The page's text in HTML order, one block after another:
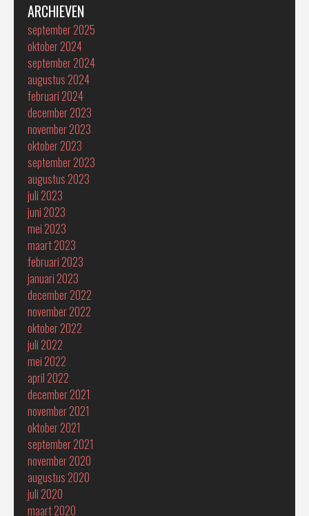
ARCHIEVEN
september 2025
oktober 2024
september 2024
augustus 2024
februari 2024
december 2023
november 2023
oktober 2023
september 2023
augustus 2023
juli 2023
juni 2023
mei 2023
maart 2023
februari 2023
januari 2023
december 2022
november 2022
oktober 2022
juli 2022
mei 2022
april 2022
december 2021
november 2021
oktober 2021
september 2021
november 2020
augustus 2020
juli 2020
maart 2020